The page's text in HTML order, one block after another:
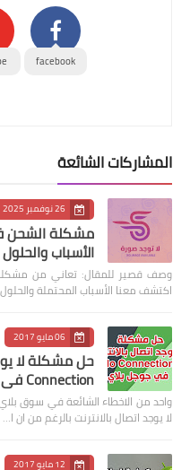
facebook
المشاركات الشائعة
26 نوفمبر 2025
الأسباب
اكتشف معنا الأسباب المحتملة
06 مايو 2017
Connection في جوجل بلاي
واحد من الاخطاء الشائعة في سوق
لا يوجد اتصال بالانترنت بالرغم من ان ا…
12 مايو 2017